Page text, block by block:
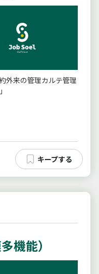
外来の管理カルテ管理
機能）